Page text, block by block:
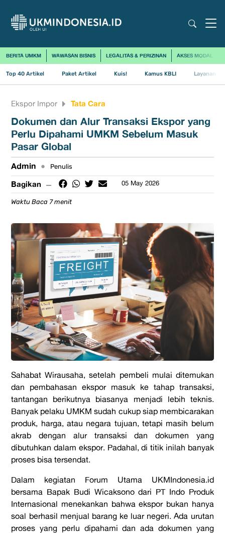
BERITA UMKM WAWASAN BISNIS LEGALITAS & PERIZINAN AKSES MODAL
Top 40 Artikel Paket Artikel Kuis! Kamus KBLI Layanan
Ekspor Impor Tata Cara
Dokumen dan Alur Transaksi Ekspor yang
Perlu Dipahami UMKM Sebelum Masuk
Pasar Global
Admin • Penulis
Bagikan 05 May 2026
Waktu Baca 7 menit
Sahabat Wirausaha, setelah pembeli mulai ditemukan
dan pembahasan ekspor masuk ke tahap transaksi,
tantangan berikutnya biasanya menjadi lebih teknis.
Banyak pelaku UMKM sudah cukup siap membicarakan
produk, harga, atau negara tujuan, tetapi masih belum
akrab dengan alur transaksi dan dokumen yang
dibutuhkan dalam ekspor. Padahal, di titik inilah banyak
proses bisa tersendat.
Dalam kegiatan Forum Utama UKMIndonesia.id
bersama Bapak Budi Wicaksono dari PT Indo Produk
Internasional menekankan bahwa ekspor bukan hanya
soal berhasil menjual barang ke luar negeri. Ada urutan
proses yang perlu dipahami dan ada dokumen yang